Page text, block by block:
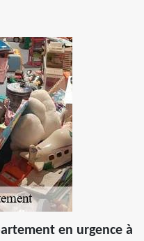
en urgence à